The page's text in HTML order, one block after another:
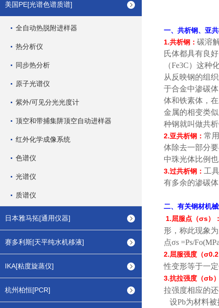
美国PE[光谱色谱质谱]
全自动热脱附进样器
热分析仪
同步热分析
原子光谱仪
紫外/可见分光光度计
顶空和带捕集阱顶空自动进样器
红外化学成像系统
色谱仪
光谱仪
质谱仪
日本雅马拓[通用仪器]
赛多利斯[天平纯水机移液]
IKA[粘度旋蒸仪]
杭州柏恒[PCR]
一、共析钢、亚
1.共析钢： 碳溶
氏体都具有良
（Fe3C）这种
从反映钢的组
于合金中渗碳
体和铁素体，
金属的相变类
种钢就叫做共
2.亚共析钢： 常
体除去一部分
中珠光体比例
3.过共析钢： 工
有多余的渗碳
二、有关钢材机
1.屈服点（σs）
形，称此现象
点σs =Ps/
2.屈服强度（σ0.2
性变形等于一
3.抗拉强度（σb
拉强度相应的
设Pb为材料